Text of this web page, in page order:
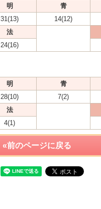
明 青
31(13) 14(12)
法
24(16)
明 青
28(10) 7(2)
法
4(1)
«前のページに戻る